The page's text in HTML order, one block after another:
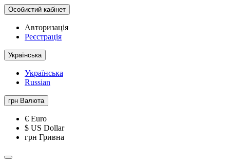
Особистий кабінет
Авторизація
Реєстрація
Українська
Українська
Russian
грн Валюта
€ Euro
$ US Dollar
грн Гривна